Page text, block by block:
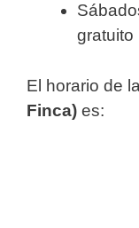
gratuito
El horario de la
Finca) es: